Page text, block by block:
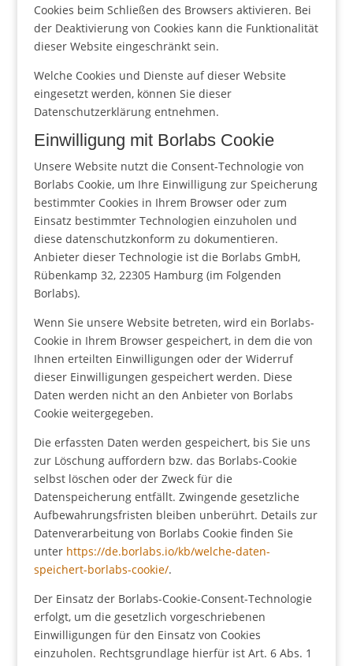
Cookies beim Schließen des Browsers aktivieren. Bei
der Deaktivierung von Cookies kann die Funktionalität
dieser Website eingeschränkt sein.
Welche Cookies und Dienste auf dieser Website
eingesetzt werden, können Sie dieser
Datenschutzerklärung entnehmen.
Einwilligung mit Borlabs Cookie
Unsere Website nutzt die Consent-Technologie von
Borlabs Cookie, um Ihre Einwilligung zur Speicherung
bestimmter Cookies in Ihrem Browser oder zum
Einsatz bestimmter Technologien einzuholen und
diese datenschutzkonform zu dokumentieren.
Anbieter dieser Technologie ist die Borlabs GmbH,
Rübenkamp 32, 22305 Hamburg (im Folgenden
Borlabs).
Wenn Sie unsere Website betreten, wird ein Borlabs-
Cookie in Ihrem Browser gespeichert, in dem die von
Ihnen erteilten Einwilligungen oder der Widerruf
dieser Einwilligungen gespeichert werden. Diese
Daten werden nicht an den Anbieter von Borlabs
Cookie weitergegeben.
Die erfassten Daten werden gespeichert, bis Sie uns
zur Löschung auffordern bzw. das Borlabs-Cookie
selbst löschen oder der Zweck für die
Datenspeicherung entfällt. Zwingende gesetzliche
Aufbewahrungsfristen bleiben unberührt. Details zur
Datenverarbeitung von Borlabs Cookie finden Sie
unter https://de.borlabs.io/kb/welche-daten-
speichert-borlabs-cookie/.
Der Einsatz der Borlabs-Cookie-Consent-Technologie
erfolgt, um die gesetzlich vorgeschriebenen
Einwilligungen für den Einsatz von Cookies
einzuholen. Rechtsgrundlage hierfür ist Art. 6 Abs. 1